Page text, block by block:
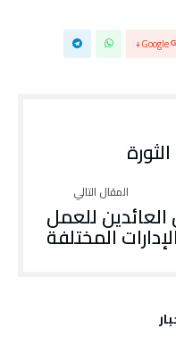
Google+
للعمل
المختلفة